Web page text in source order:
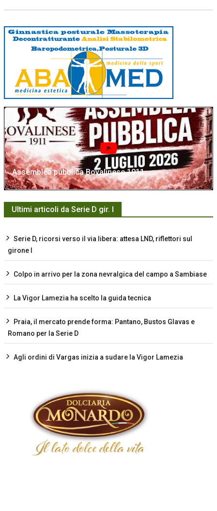
Assemblea pubblica Bovalinese 1911
Ultimi articoli da Serie D gir. I
Serie D, ricorsi verso il via libera: attesa LND, riflettori sul
girone I
Colpo in arrivo per la zona nevralgica del campo a Sambiase
La Vigor Lamezia ha scelto la guida tecnica
Praia, il mercato prende forma: Pantano, Bustos Glavas e
Romano per la Serie D
Agli ordini di Vargas inizia a sudare la Vigor Lamezia